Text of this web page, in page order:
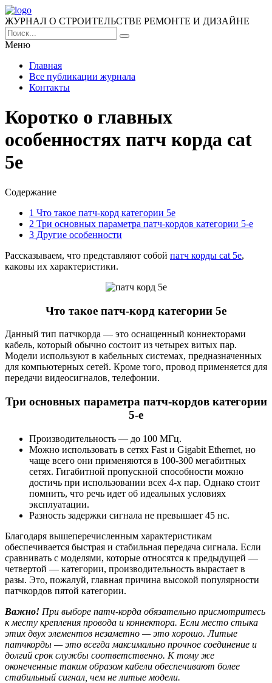
ЖУРНАЛ О СТРОИТЕЛЬСТВЕ РЕМОНТЕ И ДИЗАЙНЕ
Меню
Главная
Все публикации журнала
Контакты
Коротко о главных
особенностях патч корда cat
5e
Содержание
1 Что такое патч-корд категории 5е
2 Три основных параметра патч-кордов категории 5-е
3 Другие особенности
Рассказываем, что представляют собой патч корды cat 5e,
каковы их характеристики.
Что такое патч-корд категории 5е
Данный тип патчкорда — это оснащенный коннекторами
кабель, который обычно состоит из четырех витых пар.
Модели используют в кабельных системах, предназначенных
для компьютерных сетей. Кроме того, провод применяется для
передачи видеосигналов, телефонии.
Три основных параметра патч-кордов категории
5-е
Производительность — до 100 МГц.
Можно использовать в сетях Fast и Gigabit Ethernet, но
чаще всего они применяются в 100-300 мегабитных
сетях. Гигабитной пропускной способности можно
достичь при использовании всех 4-х пар. Однако стоит
помнить, что речь идет об идеальных условиях
эксплуатации.
Разность задержки сигнала не превышает 45 нс.
Благодаря вышеперечисленным характеристикам
обеспечивается быстрая и стабильная передача сигнала. Если
сравнивать с моделями, которые относятся к предыдущей —
четвертой — категории, производительность вырастает в
разы. Это, пожалуй, главная причина высокой популярности
патчкордов пятой категории.
Важно! При выборе патч-корда обязательно присмотритесь
к месту крепления провода и коннектора. Если место стыка
этих двух элементов незаметно — это хорошо. Литые
патчкорды — это всегда максимально прочное соединение и
долгий срок службы соответственно. К тому же
оконеченные таким образом кабели обеспечивают более
стабильный сигнал, чем не литые модели.